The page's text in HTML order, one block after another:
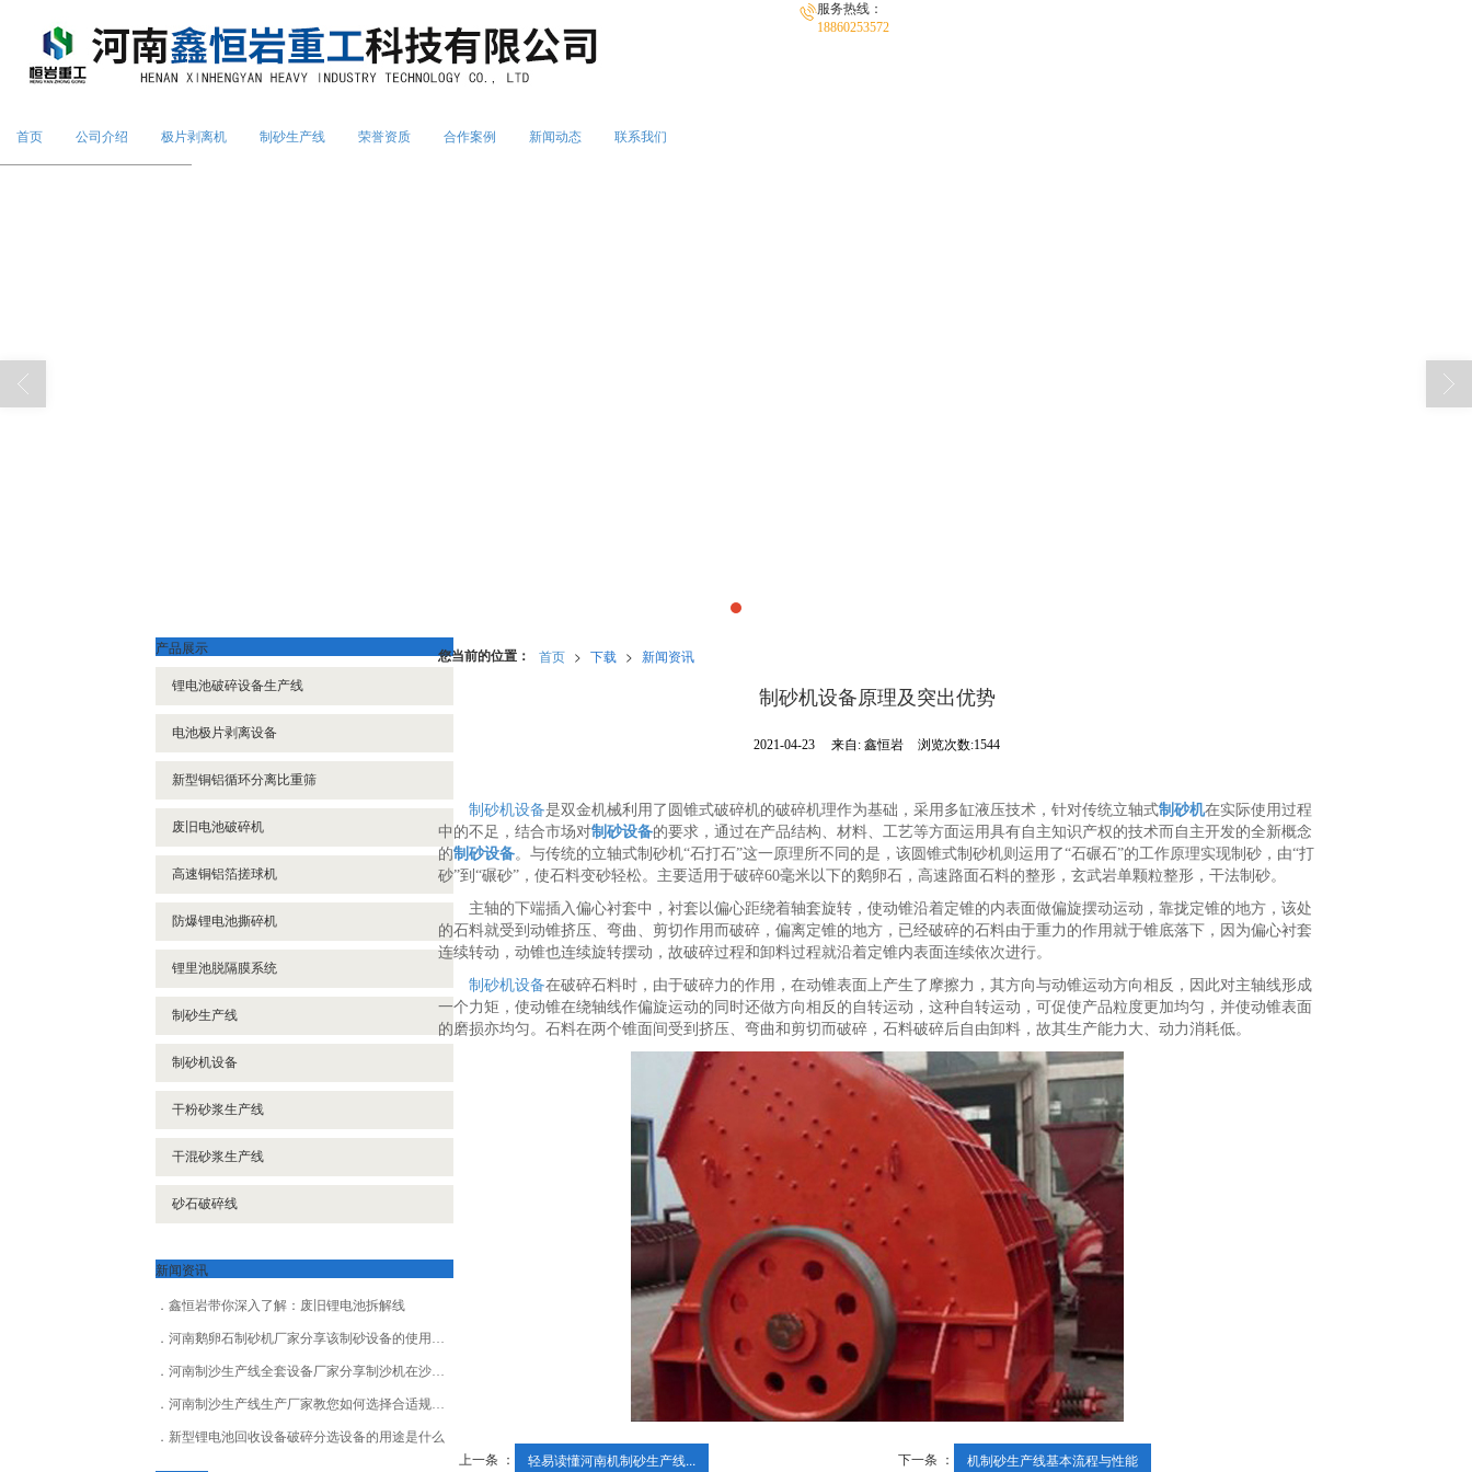
服务热线：
18860253572
首页 公司介绍 极片剥离机 制砂生产线 荣誉资质 合作案例 新闻动态 联系我们
您当前的位置： 首页 > 下载 > 新闻资讯
制砂机设备原理及突出优势
2021-04-23 来自:鑫恒岩 浏览次数:1544
制砂机设备是双金机械利用了圆锥式破碎机的破碎机理作为基础，采用多缸液压技术，针对传统立轴式制砂机在实际使用过程
中的不足，结合市场对制砂设备的要求，通过在产品结构、材料、工艺等方面运用具有自主知识产权的技术而自主开发的全新概念
的制砂设备。与传统的立轴式制砂机“石打石”这一原理所不同的是，该圆锥式制砂机则运用了“石碾石”的工作原理实现制砂，由“打
砂”到“碾砂”，使石料变砂轻松。主要适用于破碎60毫米以下的鹅卵石，高速路面石料的整形，玄武岩单颗粒整形，干法制砂。
主轴的下端插入偏心衬套中，衬套以偏心距绕着轴套旋转，使动锥沿着定锥的内表面做偏旋摆动运动，靠拢定锥的地方，该处
的石料就受到动锥挤压、弯曲、剪切作用而破碎，偏离定锥的地方，已经破碎的石料由于重力的作用就于锥底落下，因为偏心衬套
连续转动，动锥也连续旋转摆动，故破碎过程和卸料过程就沿着定锥内表面连续依次进行。
制砂机设备在破碎石料时，由于破碎力的作用，在动锥表面上产生了摩擦力，其方向与动锥运动方向相反，因此对主轴线形成
一个力矩，使动锥在绕轴线作偏旋运动的同时还做方向相反的自转运动，这种自转运动，可促使产品粒度更加均匀，并使动锥表面
的磨损亦均匀。石料在两个锥面间受到挤压、弯曲和剪切而破碎，石料破碎后自由卸料，故其生产能力大、动力消耗低。
上一条 ： 轻易读懂河南机制砂生产线... 下一条 ： 机制砂生产线基本流程与性能
产品展示
锂电池破碎设备生产线
电池极片剥离设备
新型铜铝循环分离比重筛
废旧电池破碎机
高速铜铝箔搓球机
防爆锂电池撕碎机
锂里池脱隔膜系统
制砂生产线
制砂机设备
干粉砂浆生产线
干混砂浆生产线
砂石破碎线
新闻资讯
鑫恒岩带你深入了解：废旧锂电池拆解线
河南鹅卵石制砂机厂家分享该制砂设备的使用寿命及维修保养成本
河南制沙生产线全套设备厂家分享制沙机在沙石加工中如何实现高能效
河南制沙生产线生产厂家教您如何选择合适规模的制沙生产线
新型锂电池回收设备破碎分选设备的用途是什么